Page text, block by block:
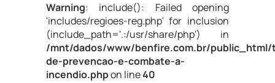
Warning: include(): Failed opening
'includes/regioes-reg.php' for inclusion
(include_path='.:/usr/share/php') in
/mnt/dados/www/benfire.com.br/
de-prevencao-e-combate-a-
incendio.phpon line40